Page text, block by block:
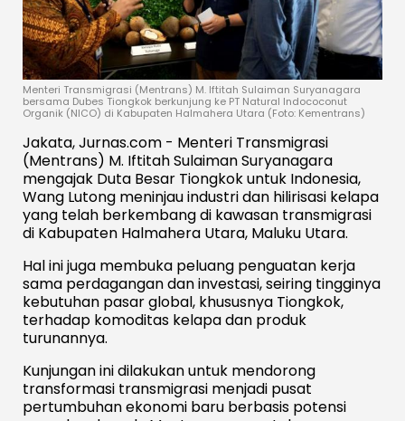
Menteri Transmigrasi (Mentrans) M. Iftitah Sulaiman Suryanagara
bersama Dubes Tiongkok berkunjung ke PT Natural Indococonut
Organik (NICO) di Kabupaten Halmahera Utara (Foto: Kementrans)
Jakata, Jurnas.com - Menteri Transmigrasi
(Mentrans) M. Iftitah Sulaiman Suryanagara
mengajak Duta Besar Tiongkok untuk Indonesia,
Wang Lutong meninjau industri dan hilirisasi kelapa
yang telah berkembang di kawasan transmigrasi
di Kabupaten Halmahera Utara, Maluku Utara.
Hal ini juga membuka peluang penguatan kerja
sama perdagangan dan investasi, seiring tingginya
kebutuhan pasar global, khususnya Tiongkok,
terhadap komoditas kelapa dan produk
turunannya.
Kunjungan ini dilakukan untuk mendorong
transformasi transmigrasi menjadi pusat
pertumbuhan ekonomi baru berbasis potensi